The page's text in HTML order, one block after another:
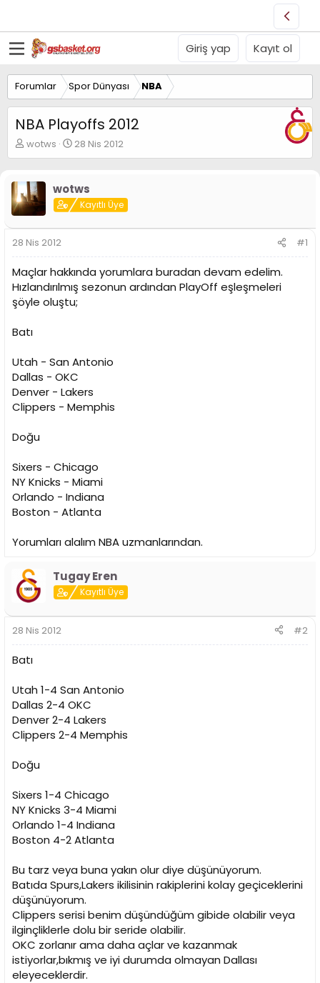
Giriş yap Kayıt ol
Forumlar Spor Dünyası NBA
NBA Playoffs 2012
K
o
u
y
u
B
a
ş
l
a
t
a
n
wotws
B
a
a
n
ı
t
a
r
i
h
28 Nis 2012
wotws
Kayıtlı Üye
28 Nis 2012 #1
Maçlar hakkında yorumlara buradan devam edelim.
Hızlandırılmış sezonun ardından PlayOff eşleşmeleri
şöyle oluştu;
Batı
Utah - San Antonio
Dallas - OKC
Denver - Lakers
Clippers - Memphis
Doğu
Sixers - Chicago
NY Knicks - Miami
Orlando - Indiana
Boston - Atlanta
Yorumları alalım NBA uzmanlarından.
Tugay Eren
Kayıtlı Üye
28 Nis 2012 #2
Batı
Utah 1-4 San Antonio
Dallas 2-4 OKC
Denver 2-4 Lakers
Clippers 2-4 Memphis
Doğu
Sixers 1-4 Chicago
NY Knicks 3-4 Miami
Orlando 1-4 Indiana
Boston 4-2 Atlanta
Bu tarz veya buna yakın olur diye düşünüyorum.
Batıda Spurs,Lakers ikilisinin rakiplerini kolay geçiceklerini
düşünüyorum.
Clippers serisi benim düşündüğüm gibide olabilir veya
ilginçliklerle dolu bir seride olabilir.
OKC zorlanır ama daha açlar ve kazanmak
istiyorlar,bıkmış ve iyi durumda olmayan Dallası
eleyeceklerdir.